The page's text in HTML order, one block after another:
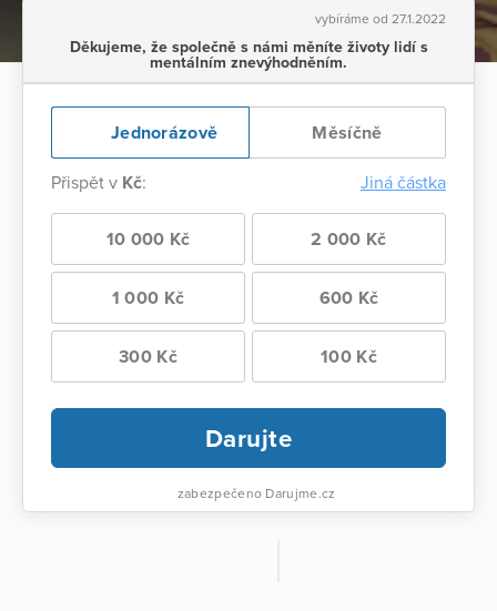
vybíráme od 27.1.2022
Děkujeme, že společně s námi měníte životy lidí s
mentálním znevýhodněním.
Jednorázově Měsíčně
Přispět v Kč: Jiná částka
10 000 Kč 2 000 Kč
1 000 Kč 600 Kč
300 Kč 100 Kč
Darujte
zabezpečeno Darujme.cz